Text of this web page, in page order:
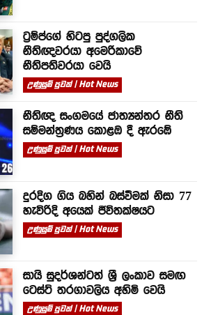
ට්‍රම්ප්ගේ හිටපු පුද්ගලික
නීතිඥවරයා අමෙරිකාවේ
නීතිපතිවරයා වෙයි
උණුසුම් පුවත් | Hot News
නීතිඥ සංගමයේ ජාත්‍යන්තර නීති
සම්මන්ත්‍රණය කොළඹ දී ඇරඹේ
උණුසුම් පුවත් | Hot News
දුරදිග ගිය බහින් බස්වීමක් නිසා 77
හැවිරිදි අයෙක් ජීවිතක්ෂයට
උණුසුම් පුවත් | Hot News
සායි සුදර්ශන්ටත් ශ්‍රී ලංකාව සමඟ
ටෙස්ට් තරගාවලිය අහිමි වෙයි
උණුසුම් පුවත් | Hot News